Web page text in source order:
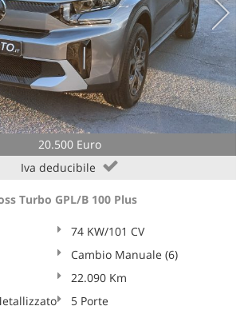
20.500 Euro
Iva deducibile
Turbo GPL/B 100 Plus
74 KW/101 CV
Cambio Manuale (6)
22.090 Km
5 Porte